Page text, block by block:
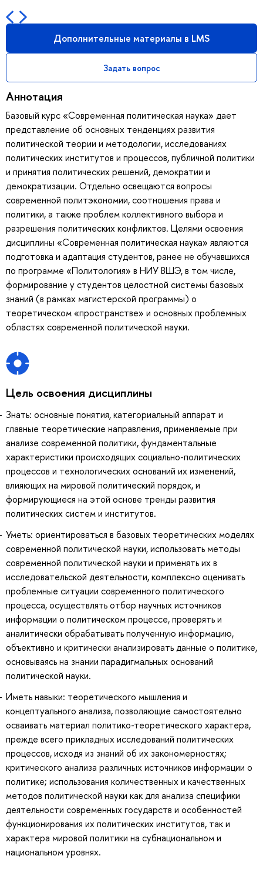
Дополнительные материалы в LMS
Задать вопрос
Аннотация
Базовый курс «Современная политическая наука» дает
представление об основных тенденциях развития
политической теории и методологии, исследованиях
политических институтов и процессов, публичной политики
и принятия политических решений, демократии и
демократизации. Отдельно освещаются вопросы
современной политэкономии, соотношения права и
политики, а также проблем коллективного выбора и
разрешения политических конфликтов. Целями освоения
дисциплины «Современная политическая наука» являются
подготовка и адаптация студентов, ранее не обучавшихся
по программе «Политология» в НИУ ВШЭ, в том числе,
формирование у студентов целостной системы базовых
знаний (в рамках магистерской программы) о
теоретическом «пространстве» и основных проблемных
областях современной политической науки.
Цель освоения дисциплины
Знать: основные понятия, категориальный аппарат и
главные теоретические направления, применяемые при
анализе современной политики, фундаментальные
характеристики происходящих социально-политических
процессов и технологических оснований их изменений,
влияющих на мировой политический порядок, и
формирующиеся на этой основе тренды развития
политических систем и институтов.
Уметь: ориентироваться в базовых теоретических моделях
современной политической науки, использовать методы
современной политической науки и применять их в
исследовательской деятельности, комплексно оценивать
проблемные ситуации современного политического
процесса, осуществлять отбор научных источников
информации о политическом процессе, проверять и
аналитически обрабатывать полученную информацию,
объективно и критически анализировать данные о политике,
основываясь на знании парадигмальных оснований
политической науки.
Иметь навыки: теоретического мышления и
концептуального анализа, позволяющие самостоятельно
осваивать материал политико-теоретического характера,
прежде всего прикладных исследований политических
процессов, исходя из знаний об их закономерностях;
критического анализа различных источников информации о
политике; использования количественных и качественных
методов политической науки как для анализа специфики
деятельности современных государств и особенностей
функционирования их политических институтов, так и
характера мировой политики на субнациональном и
национальном уровнях.